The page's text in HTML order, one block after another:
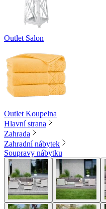
Outlet Salon
Outlet Koupelna
Hlavní strana
Zahrada
Zahradní nábytek
Soupravy nábytku